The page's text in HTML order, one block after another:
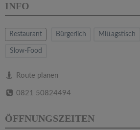
INFO
Restaurant Bürgerlich Mittagstisch
Slow-Food
Route planen
0821 50824494
ÖFFNUNGSZEITEN
a
v
g
a